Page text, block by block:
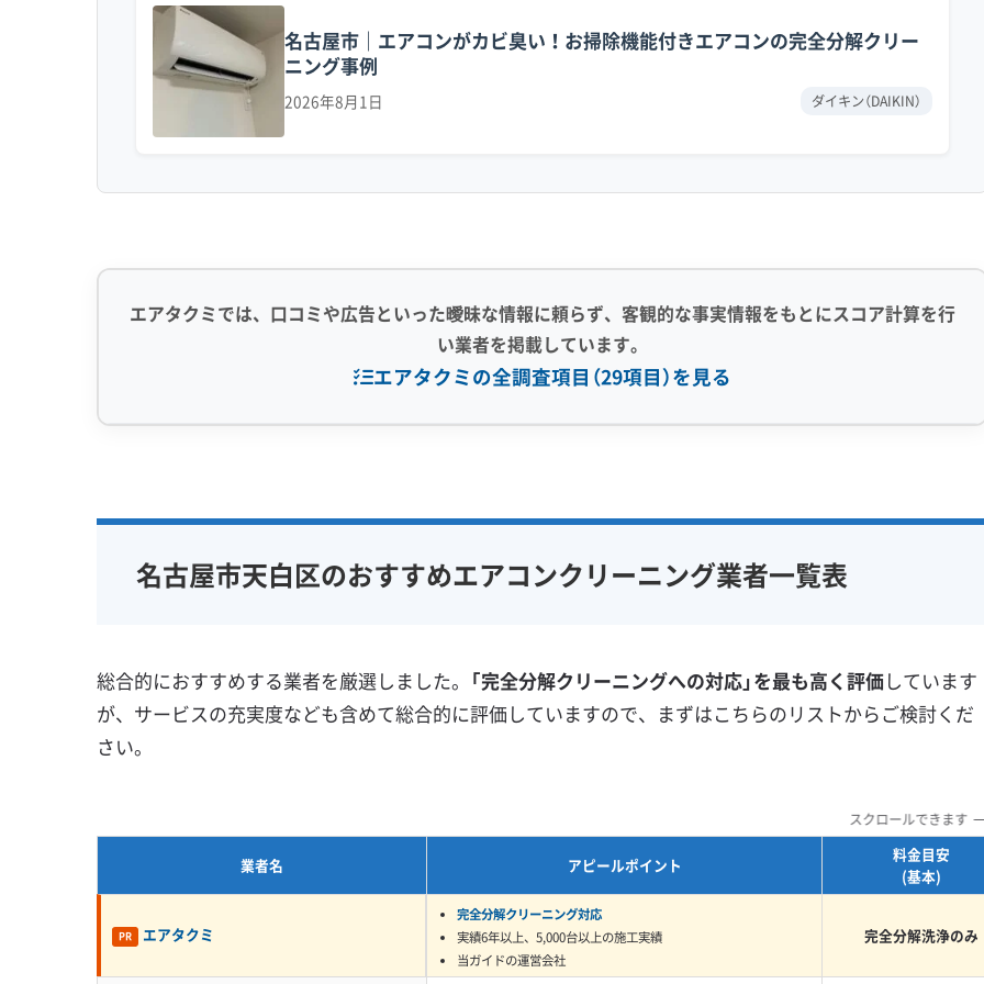
天白区のエアコン汚れを複雑にしているのは、「油分」と「湿気」の組み合わせです。まず、国道153号線（飯
田街道）は大型トラックなどの交通量が多いため、排気ガスには油分を含んだススのような粒子が含まれが
ちです。
これらの粒子は、窓や換気口から室内に静かに入り込み、空気中を漂います。そして、エアコンが運転さ
方で、天白川や植田川の流域にあたる野並、植田、原エリアは、特に湿気が溜まりやすい土地柄です。
この湿った空気をエアコンが吸い込むと、内部で大量の結露水が発生します。この水と先ほどの油膜が混
ざり合うと、水を弾く性質の頑固な汚れに変化します。こうなると、表面的な洗浄では汚れの芯が残って
しまい、カビの温床となってしまいます。
監修 宇賀神
る傾向が強いエリアですね。この汚れ、実はすごく厄介で、乾いて
いるときは固いのに、梅雨時になると湿気を吸ってヌルヌルに変わ
築40年以上の団地も多い、天白区での業者選びの注意点
名古屋市｜エアコンがカビ臭い！お掃除機能付きエアコンの完全分解クリー
ニング事例
2026年8月1日 ダイキン（DAIKIN）
エアタクミでは、口コミや広告といった曖昧な情報に頼らず、客観的な事実情報をもとにスコア計算を行
い業者を掲載しています。
エアタクミの全調査項目（29項目）を見る
完全分解洗浄
部分クリーニング
家庭用エアコン
業務用エアコン
保証付き
アフターフォロー
アレルギー対策
ハウスダスト除去
定額料金 複数台割引
初回割引
即日対応可能
24時間対応
防汚コーティング
名古屋市天白区のおすすめエアコンクリーニング業者一覧表
総合的におすすめする業者を厳選しました。 「完全分解クリーニングへの対応」を最も高く評価しています
が、サービスの充実度なども含めて総合的に評価していますので、まずはこちらのリストからご検討くだ
さい。
スクロールできます
業者名 アピールポイント
料金目安
(基本)
PR エアタクミ
完全分解クリーニング対応
実績6年以上、5,000台以上の施工実績
当ガイドの運営会社
完全分解洗浄のみ